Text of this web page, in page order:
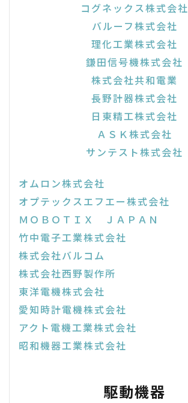
コグネックス株式会社
バルーフ株式会社
理化工業株式会社
鎌田信号機株式会社
株式会社共和電業
長野計器株式会社
日東精工株式会社
ＡＳＫ株式会社
サンテスト株式会社
オムロン株式会社
オプテックスエフエー株式会社
ＭＯＢＯＴＩＸ ＪＡＰＡＮ
竹中電子工業株式会社
株式会社バルコム
株式会社西野製作所
東洋電機株式会社
愛知時計電機株式会社
アクト電機工業株式会社
昭和機器工業株式会社
駆動機器